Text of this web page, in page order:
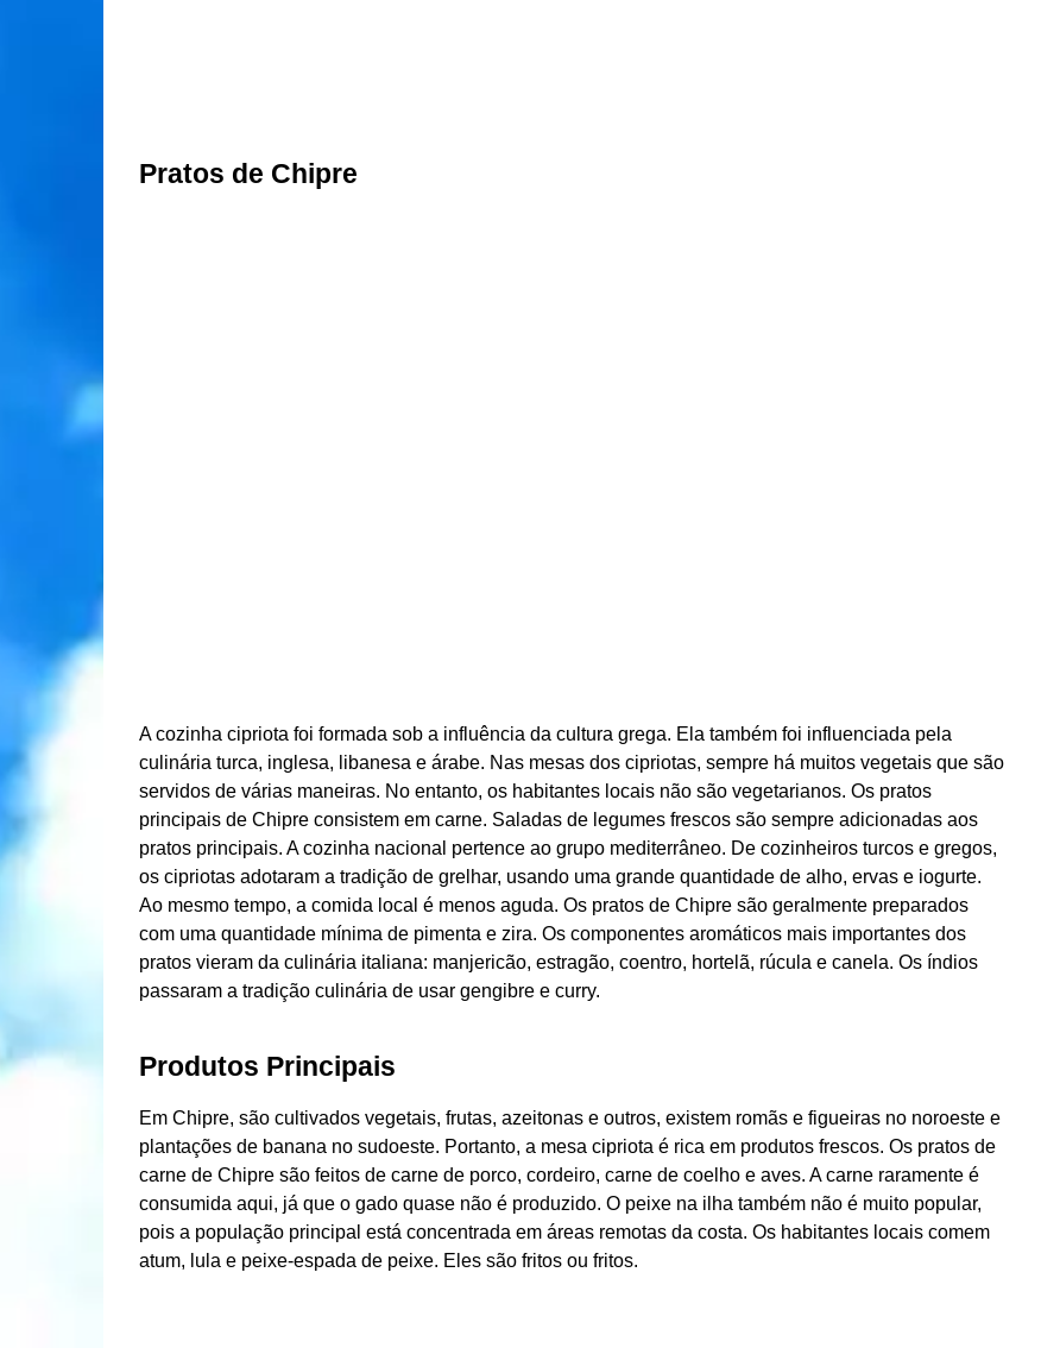
Pratos de Chipre
A cozinha cipriota foi formada sob a influência da cultura grega. Ela também foi influenciada pela
culinária turca, inglesa, libanesa e árabe. Nas mesas dos cipriotas, sempre há muitos vegetais que são
servidos de várias maneiras. No entanto, os habitantes locais não são vegetarianos. Os pratos
principais de Chipre consistem em carne. Saladas de legumes frescos são sempre adicionadas aos
pratos principais. A cozinha nacional pertence ao grupo mediterrâneo. De cozinheiros turcos e gregos,
os cipriotas adotaram a tradição de grelhar, usando uma grande quantidade de alho, ervas e iogurte.
Ao mesmo tempo, a comida local é menos aguda. Os pratos de Chipre são geralmente preparados
com uma quantidade mínima de pimenta e zira. Os componentes aromáticos mais importantes dos
pratos vieram da culinária italiana: manjericão, estragão, coentro, hortelã, rúcula e canela. Os índios
passaram a tradição culinária de usar gengibre e curry.
Produtos Principais
Em Chipre, são cultivados vegetais, frutas, azeitonas e outros, existem romãs e figueiras no noroeste e
plantações de banana no sudoeste. Portanto, a mesa cipriota é rica em produtos frescos. Os pratos de
carne de Chipre são feitos de carne de porco, cordeiro, carne de coelho e aves. A carne raramente é
consumida aqui, já que o gado quase não é produzido. O peixe na ilha também não é muito popular,
pois a população principal está concentrada em áreas remotas da costa. Os habitantes locais comem
atum, lula e peixe-espada de peixe. Eles são fritos ou fritos.